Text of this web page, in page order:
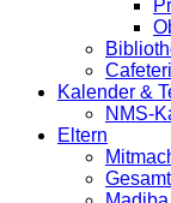
Kalender &
NMS-
Eltern